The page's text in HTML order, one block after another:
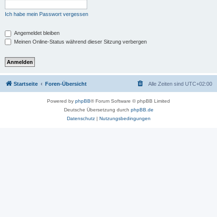
Ich habe mein Passwort vergessen
Angemeldet bleiben
Meinen Online-Status während dieser Sitzung verbergen
Startseite Foren-Übersicht Alle Zeiten sind UTC+02:00
Powered by phpBB® Forum Software © phpBB Limited
Deutsche Übersetzung durch phpBB.de
Datenschutz| Nutzungsbedingungen